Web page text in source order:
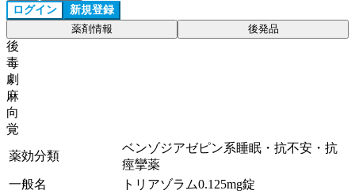
ログイン 新規登録
薬剤情報 後発品
後
毒
劇
麻
向
覚
薬効分類
ベンゾジアゼピン系睡眠・抗不安・抗
痙攣薬
一般名
トリアゾラム0.125mg錠